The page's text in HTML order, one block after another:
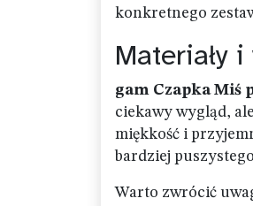
konkretnego
Materiały
gam Czapka Miś
ciekawy wygląd,
miękkość i
bardziej
Warto zwrócić